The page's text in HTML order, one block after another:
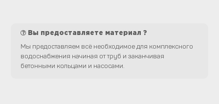
Вы предоставляете материал ?
Мы предоставляем всё необходимое для комплексного
водоснабжения начиная от труб и заканчивая
бетонными кольцами и насосами.